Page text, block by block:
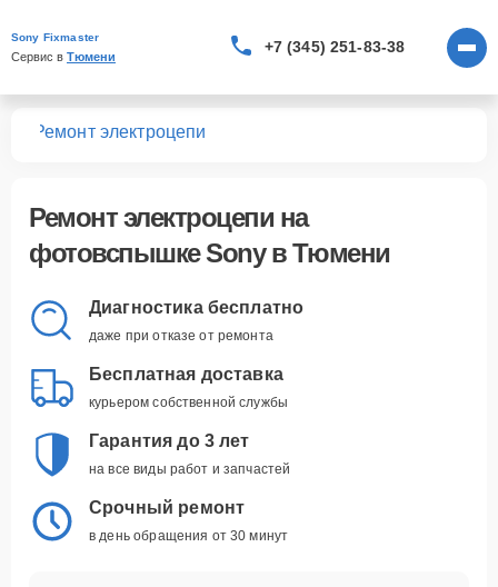
Sony Fixmaster
Сервис в Тюмени
+7 (345) 251-83-38
Ремонт электроцепи
Ремонт электроцепи на
фотовспышке Sony в Тюмени
Диагностика бесплатно
даже при отказе от ремонта
Бесплатная доставка
курьером собственной службы
Гарантия до 3 лет
на все виды работ и запчастей
Срочный ремонт
в день обращения от 30 минут